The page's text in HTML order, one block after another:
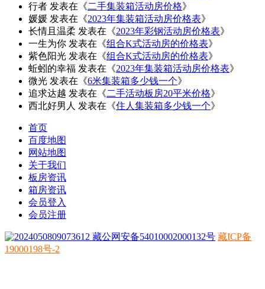
行者 发表在《二手集装箱活动房价格》
媛媛 发表在《2023年集装箱活动房价格表》
长情且温柔 发表在《2023年彩钢活动房价格表》
一生为你 发表在《组合K式活动房的价格表》
紫色阳光 发表在《组合K式活动房的价格表》
蚯蚓的幸福 发表在《2023年集装箱活动房价格表》
微光 发表在《6米集装箱多少钱一个》
追求达越 发表在《二手活动板房20平米价格》
西北好男人 发表在《住人集装箱多少钱一个》
首页
百度地图
网站地图
关于我们
板房资讯
箱房资讯
会员登入
会员注册
藏公网安备54010002000132号 藏ICP备
19000198号-2